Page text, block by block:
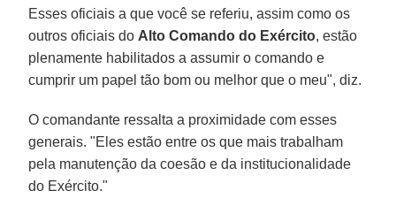
Esses oficiais a que você se referiu, assim como os
outros oficiais do Alto Comando do Exército, estão
plenamente habilitados a assumir o comando e
cumprir um papel tão bom ou melhor que o meu", diz.
O comandante ressalta a proximidade com esses
generais. "Eles estão entre os que mais trabalham
pela manutenção da coesão e da institucionalidade
do Exército."